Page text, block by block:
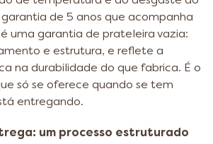
de 5 anos que acompanha
uma garantia de prateleira vazia:
e estrutura, e reflete a
na durabilidade do que fabrica. É o
só se oferece quando se tem
entregando.
um processo estruturado